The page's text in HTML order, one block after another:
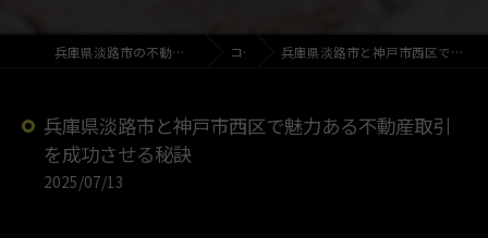
兵庫県淡路市の不動産売買なら新時代開発株式会社 コラム 兵庫県淡路市と神戸市西区で魅力ある不動産取引を成功させる秘訣
兵庫県淡路市と神戸市西区で魅力ある不動産取引
を成功させる秘訣
2025/07/13